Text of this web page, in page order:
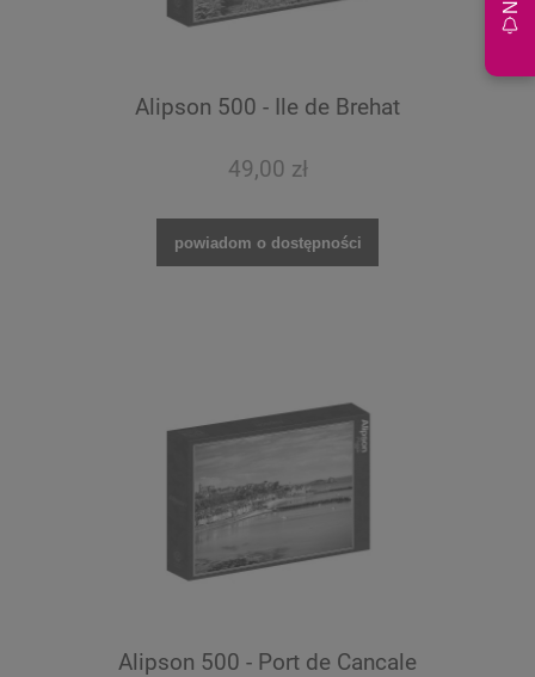
Alipson 500 - Ile de Brehat
49,00 zł
powiadom o dostępności
Alipson 500 - Port de Cancale